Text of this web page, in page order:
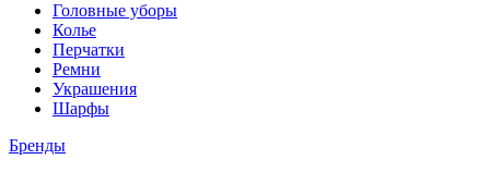
Головные уборы
Колье
Перчатки
Ремни
Украшения
Шарфы
Бренды